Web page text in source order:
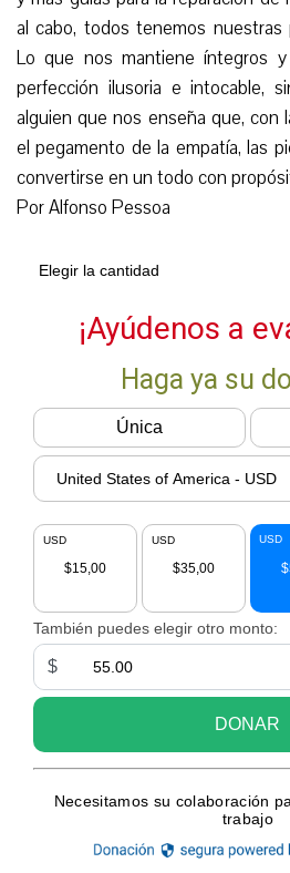
al cabo, todos tenemos nuestras
Lo que nos mantiene íntegros
perfección ilusoria e intocable,
alguien que nos enseña que, con
el pegamento de la empatía, las
convertirse en un todo con
Por Alfonso Pessoa